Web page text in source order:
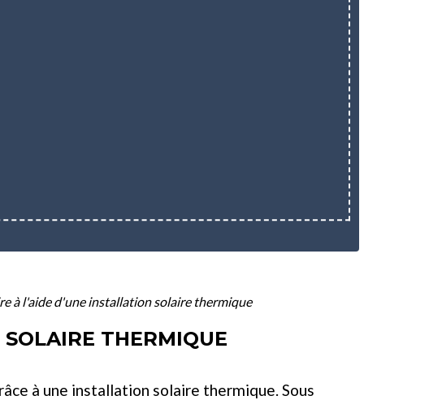
à l'aide d'une installation solaire thermique
THERMIQUE
à une installation solaire thermique. Sous